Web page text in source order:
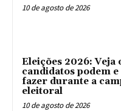
10 de agosto de 2026
Eleições 2026: Veja
candidatos podem
fazer durante a
eleitoral
10 de agosto de 2026